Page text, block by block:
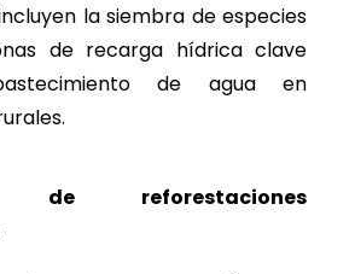
la siembra de especies
de recarga hídrica clave
de agua en
de reforestaciones